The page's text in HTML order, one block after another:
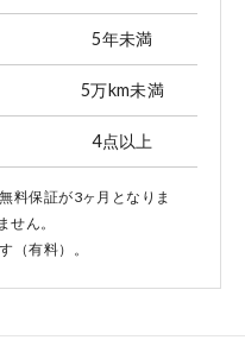
イト
5年未満
5万km未満
4点以上
料保証が3ヶ月となりま
せん。
（有料）。